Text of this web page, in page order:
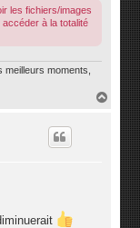
les fichiers/images
à la totalité
meilleurs moments,